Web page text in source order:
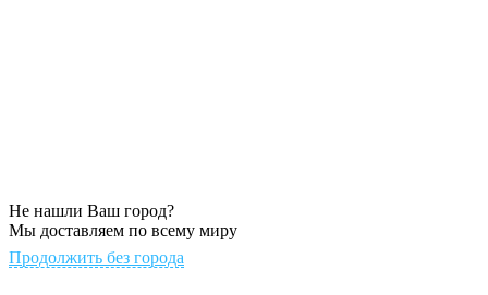
Не нашли Ваш город?
Мы доставляем по всему миру
Продолжить без города